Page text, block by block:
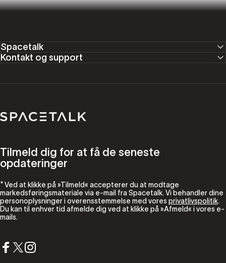
Spacetalk
Kontakt og support
Spacetalk
Tilmeld dig for at få de seneste
opdateringer
* Ved at klikke på »Tilmeld« accepterer du at modtage
markedsføringsmateriale via e-mail fra Spacetalk. Vi behandler dine
personoplysninger i overensstemmelse med voresprivatlivspolitik.
Du kan til enhver tid afmelde dig ved at klikke på »Afmeld« i vores e-
mails.